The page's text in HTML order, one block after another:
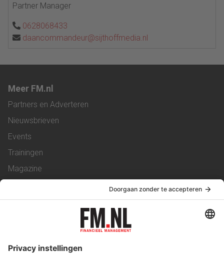
Partner Manager
0628068433
daancommandeur@sijthoffmedia.nl
Meer FM.nl
Partners en Adverteren
Nieuwsbrieven
Events
Trainingen
Magazine
Service & Contact
Werken bij ons